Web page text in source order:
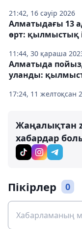
21:42, 16 сәуір 2026
11:44, 30 қараша
Алматыдағы 13
өрт: қылмыстық
17:24, 11 желтоқсан
Алматыда
уланды:
Жаңалықтан
хабардар
Пікірлер 0